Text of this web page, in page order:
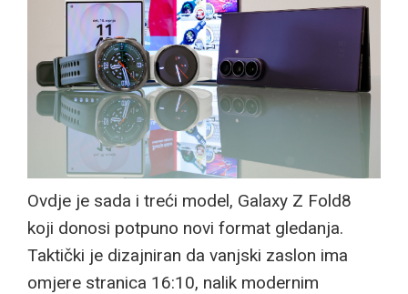
Ovdje je sada i treći model, Galaxy Z Fold8
koji donosi potpuno novi format gledanja.
Taktički je dizajniran da vanjski zaslon ima
omjere stranica 16:10, nalik modernim